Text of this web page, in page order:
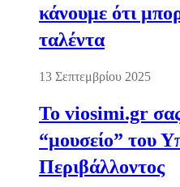
κάνουμε ότι
ταλέντα
13 Σεπτεμβρίου 2025
Το viosimi.gr σας
“μουσείο” του
Περιβάλλοντος